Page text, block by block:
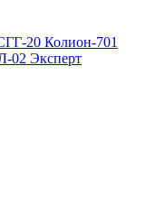
20 Колион-701
02 Эксперт